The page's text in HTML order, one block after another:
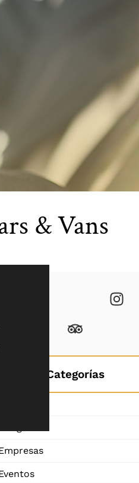
& Vans
Categorías